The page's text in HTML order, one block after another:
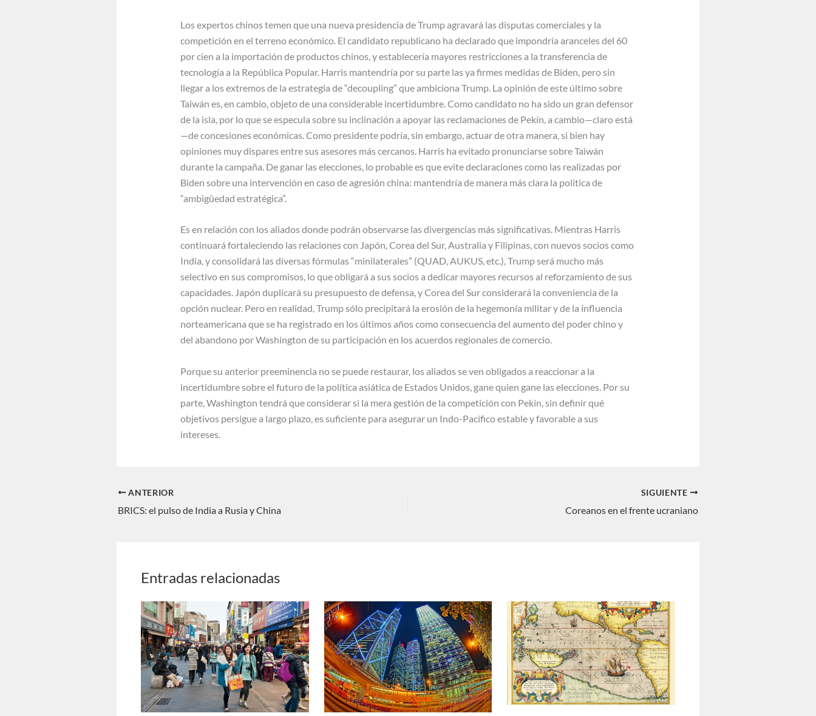
Los expertos chinos temen que una nueva presidencia de Trump agravará las disputas comerciales y la
competición en el terreno económico. El candidato republicano ha declarado que impondría aranceles del 60
por cien a la importación de productos chinos, y establecería mayores restricciones a la transferencia de
tecnología a la República Popular. Harris mantendría por su parte las ya firmes medidas de Biden, pero sin
llegar a los extremos de la estrategia de “decoupling” que ambiciona Trump. La opinión de este último sobre
Taiwán es, en cambio, objeto de una considerable incertidumbre. Como candidato no ha sido un gran defensor
de la isla, por lo que se especula sobre su inclinación a apoyar las reclamaciones de Pekín, a cambio—claro está
—de concesiones económicas. Como presidente podría, sin embargo, actuar de otra manera, si bien hay
opiniones muy dispares entre sus asesores más cercanos. Harris ha evitado pronunciarse sobre Taiwán
durante la campaña. De ganar las elecciones, lo probable es que evite declaraciones como las realizadas por
Biden sobre una intervención en caso de agresión china: mantendría de manera más clara la política de
“ambigüedad estratégica”.
Es en relación con los aliados donde podrán observarse las divergencias más significativas. Mientras Harris
continuará fortaleciendo las relaciones con Japón, Corea del Sur, Australia y Filipinas, con nuevos socios como
India, y consolidará las diversas fórmulas “minilaterales” (QUAD, AUKUS, etc.), Trump será mucho más
selectivo en sus compromisos, lo que obligará a sus socios a dedicar mayores recursos al reforzamiento de sus
capacidades. Japón duplicará su presupuesto de defensa, y Corea del Sur considerará la conveniencia de la
opción nuclear. Pero en realidad, Trump sólo precipitará la erosión de la hegemonía militar y de la influencia
norteamericana que se ha registrado en los últimos años como consecuencia del aumento del poder chino y
del abandono por Washington de su participación en los acuerdos regionales de comercio.
Porque su anterior preeminencia no se puede restaurar, los aliados se ven obligados a reaccionar a la
incertidumbre sobre el futuro de la política asiática de Estados Unidos, gane quien gane las elecciones. Por su
parte, Washington tendrá que considerar si la mera gestión de la competición con Pekín, sin definir qué
objetivos persigue a largo plazo, es suficiente para asegurar un Indo-Pacífico estable y favorable a sus
intereses.
ANTERIOR
BRICS: el pulso de India a Rusia y China
SIGUIENTE
Coreanos en el frente ucraniano
Entradas relacionadas